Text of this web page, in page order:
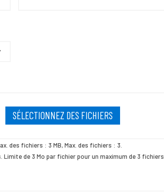
SÉLECTIONNEZ DES FICHIERS
des fichiers : 3 MB, Max. des fichiers : 3.
de 3 Mo par fichier pour un maximum de 3 fichiers.